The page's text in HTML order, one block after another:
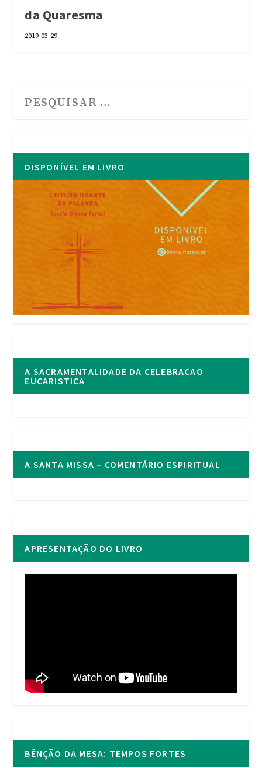
da Quaresma
2019-03-29
DISPONÍVEL EM LIVRO
A SACRAMENTALIDADE DA CELEBRACAO
EUCARISTICA
A SANTA MISSA – COMENTÁRIO ESPIRITUAL
APRESENTAÇÃO DO LIVRO
BÊNÇÃO DA MESA: TEMPOS FORTES